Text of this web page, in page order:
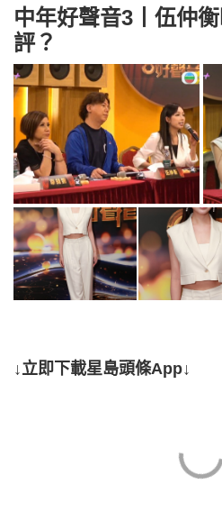
中年好聲音3丨伍仲
評？
↓立即下載星島頭條App↓